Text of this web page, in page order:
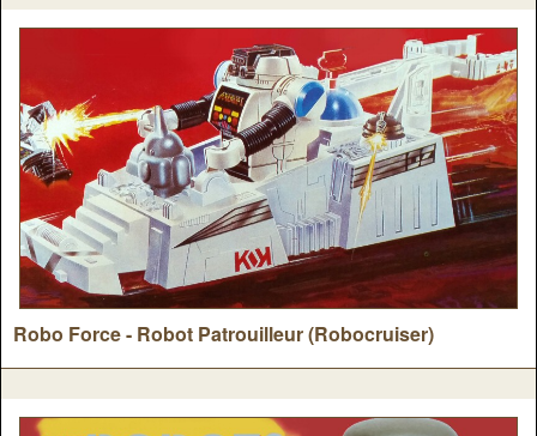
Robo Force - Robot Patrouilleur (Robocruiser)